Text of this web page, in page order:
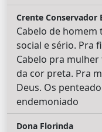
Crente Conservador
Cabelo de
social e sério. Pra
Cabelo pra
da cor preta. Pra
Deus. Os
endemoniado
Dona Florinda